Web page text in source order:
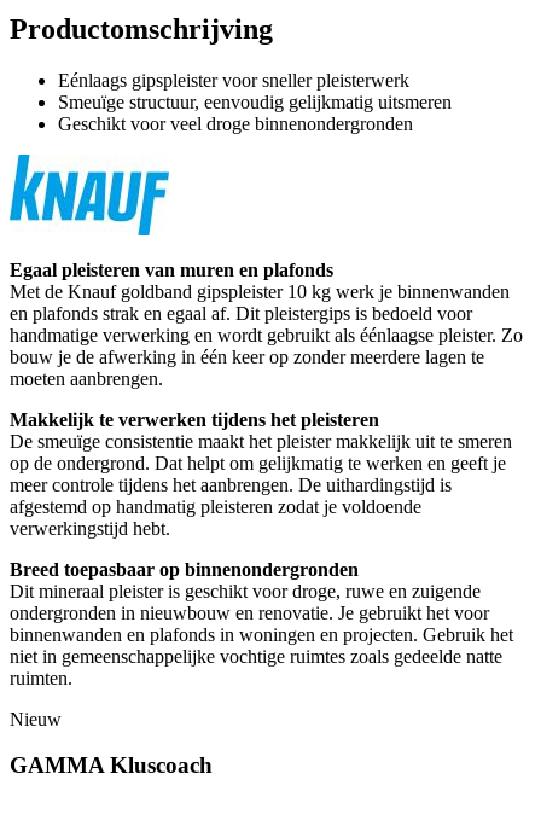
Productomschrijving
Eénlaags gipspleister voor sneller pleisterwerk
Smeuïge structuur, eenvoudig gelijkmatig uitsmeren
Geschikt voor veel droge binnenondergronden
Egaal pleisteren van muren en plafonds
Met de Knauf goldband gipspleister 10 kg werk je binnenwanden
en plafonds strak en egaal af. Dit pleistergips is bedoeld voor
handmatige verwerking en wordt gebruikt als éénlaagse pleister. Zo
bouw je de afwerking in één keer op zonder meerdere lagen te
moeten aanbrengen.
Makkelijk te verwerken tijdens het pleisteren
De smeuïge consistentie maakt het pleister makkelijk uit te smeren
op de ondergrond. Dat helpt om gelijkmatig te werken en geeft je
meer controle tijdens het aanbrengen. De uithardingstijd is
afgestemd op handmatig pleisteren zodat je voldoende
verwerkingstijd hebt.
Breed toepasbaar op binnenondergronden
Dit mineraal pleister is geschikt voor droge, ruwe en zuigende
ondergronden in nieuwbouw en renovatie. Je gebruikt het voor
binnenwanden en plafonds in woningen en projecten. Gebruik het
niet in gemeenschappelijke vochtige ruimtes zoals gedeelde natte
ruimten.
Nieuw
GAMMA Kluscoach